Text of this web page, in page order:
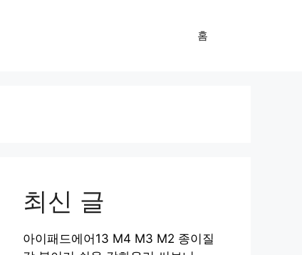
홈
최신 글
아이패드에어13 M4 M3 M2 종이질